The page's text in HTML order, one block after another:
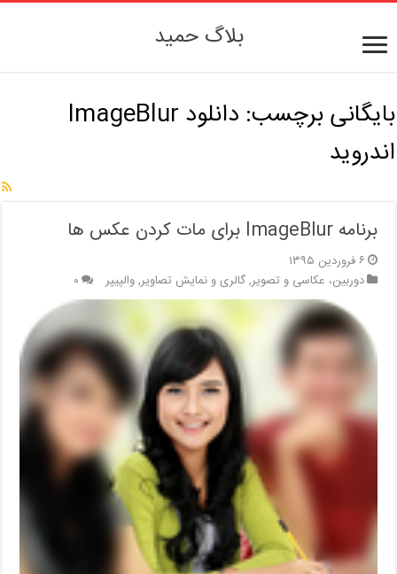
بلاگ حمید
بایگانی برچسب:
دانلود ImageBlur
اندروید
برنامه ImageBlur برای مات کردن عکس ها
۶ فروردین ۱۳۹۵
دوربین، عکاسی و تصویر,گالری و نمایش تصاویر,والپیپر ۰